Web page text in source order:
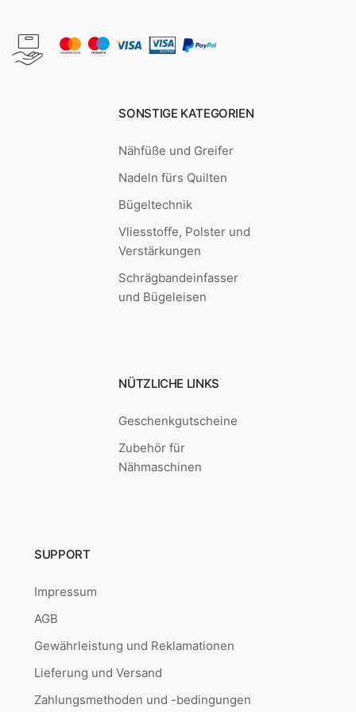
SONSTIGE KATEGORIEN
Nähfüße und Greifer
Nadeln fürs Quilten
Bügeltechnik
Vliesstoffe, Polster und
Verstärkungen
Schrägbandeinfasser
und Bügeleisen
NÜTZLICHE LINKS
Geschenkgutscheine
Zubehör für
Nähmaschinen
SUPPORT
Impressum
AGB
Gewährleistung und Reklamationen
Lieferung und Versand
Zahlungsmethoden und -bedingungen